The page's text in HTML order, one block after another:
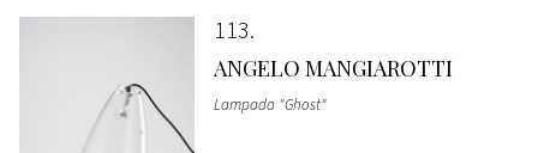
113
ANGELO MANGIAROTTI
Lampada "Ghost"